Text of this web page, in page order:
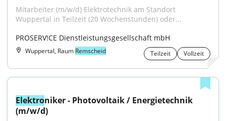
Mitarbeiter (m/w/d) Elektrotechnik am Standort
Wuppertal in Teilzeit (20 Wochenstunden) oder...
PROSERV!CE Dienstleistungsgesellschaft mbH
Wuppertal, Raum Remscheid Teilzeit Vollzeit
Elektroniker - Photovoltaik / Energietechnik
(m/w/d)